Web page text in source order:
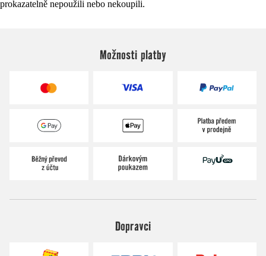
prokazatelně nepoužili nebo nekoupili.
Možnosti platby
Dopravci